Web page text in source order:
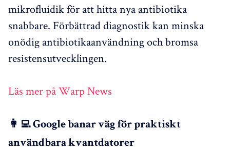
mikrofluidik för att hitta nya antibiotika
snabbare. Förbättrad diagnostik kan minska
onödig antibiotikaanvändning och bromsa
resistensutvecklingen.
Läs mer på Warp News
👩‍💻 Google banar väg för praktiskt
användbara kvantdatorer